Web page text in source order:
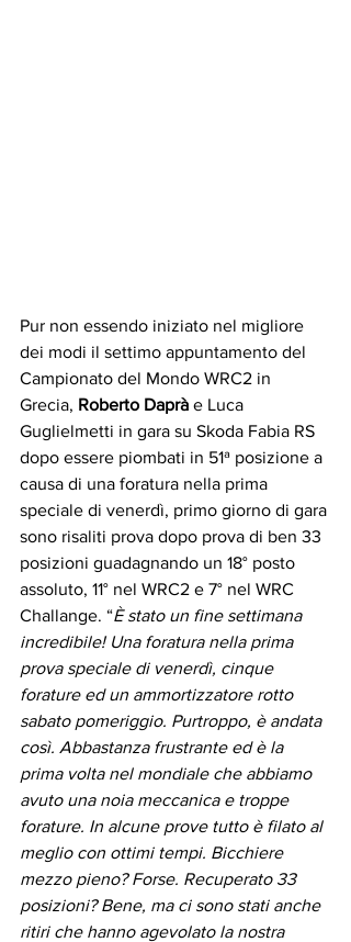
Pur non essendo iniziato nel migliore
dei modi il settimo appuntamento del
Campionato del Mondo WRC2 in
Grecia, Roberto Daprà e Luca
Guglielmetti in gara su Skoda Fabia RS
dopo essere piombati in 51ª posizione a
causa di una foratura nella prima
speciale di venerdì, primo giorno di gara
sono risaliti prova dopo prova di ben 33
posizioni guadagnando un 18° posto
assoluto, 11° nel WRC2 e 7° nel WRC
Challange. “È stato un fine settimana
incredibile! Una foratura nella prima
prova speciale di venerdì, cinque
forature ed un ammortizzatore rotto
sabato pomeriggio. Purtroppo, è andata
così. Abbastanza frustrante ed è la
prima volta nel mondiale che abbiamo
avuto una noia meccanica e troppe
forature. In alcune prove tutto è filato al
meglio con ottimi tempi. Bicchiere
mezzo pieno? Forse. Recuperato 33
posizioni? Bene, ma ci sono stati anche
ritiri che hanno agevolato la nostra